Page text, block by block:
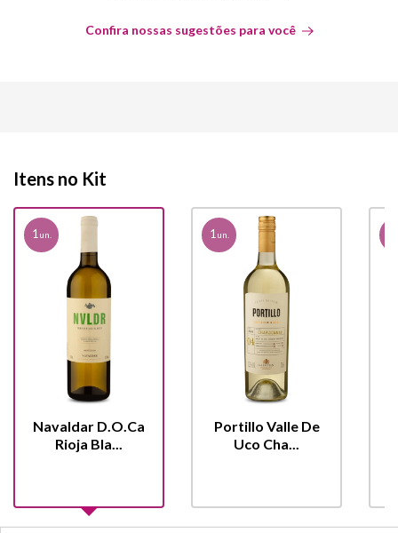
Confira nossas sugestões para você
Itens no Kit
1 un.
Navaldar D.O.Ca
Rioja Bla...
1 un.
Portillo Valle De
Uco Cha...